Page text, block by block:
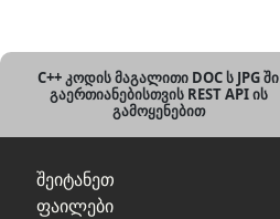
C++ კოდის მაგალითი DOC ს JPG ში
გაერთიანებისთვის REST API ის
გამოყენებით
შეიტანეთ
ფაილები